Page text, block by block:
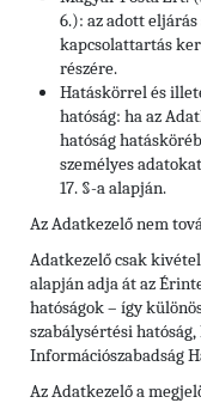
6.): az adott
kapcsolattartás
részére.
Hatáskörrel és
hatóság: ha az
hatóság
személyes
17. §-a alapján.
Az Adatkezelő nem
Adatkezelő csak
alapján adja át az
hatóságok – így
szabálysértési
Információszabadság
Az Adatkezelő a